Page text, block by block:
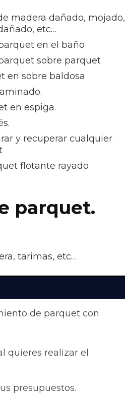
madera dañado, mojado,
etc…
en el baño
sobre parquet
en sobre baldosa
en espiga.
y recuperar cualquier
flotante rayado
parquet.
tarimas, etc…
de parquet con
quieres realizar el
presupuestos.